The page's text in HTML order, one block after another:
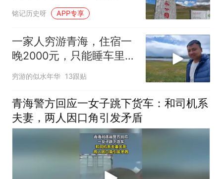
海养不出大城市？
铭记历史呀 APP专享
一家人穷游青海，住宿一
晚2000元，只能睡车里，
车里做饭
穷游的似水年华 13跟贴
青海警方回应一女子跳下货车：和司机系
夫妻，两人因口角引发矛盾